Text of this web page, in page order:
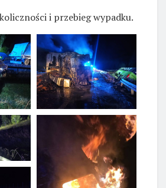
i przebieg wypadku.